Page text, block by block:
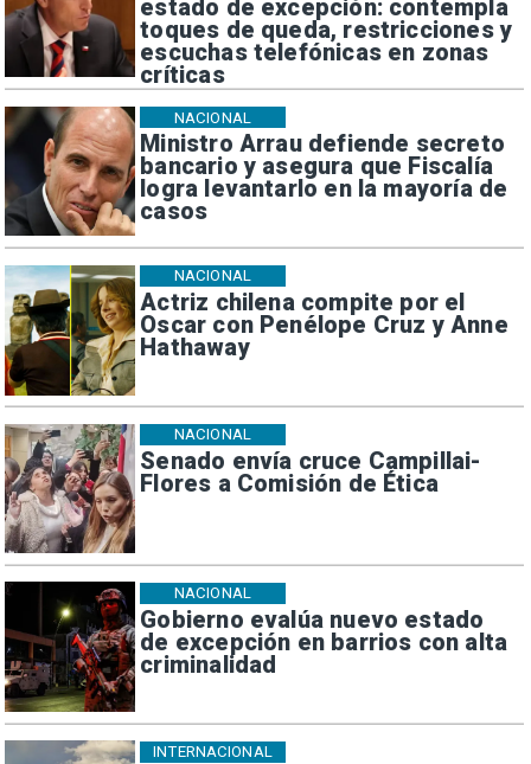
estado de excepción: contempla
toques de queda, restricciones y
escuchas telefónicas en zonas
críticas
Ministro Arrau defiende secreto
bancario y asegura que Fiscalía
logra levantarlo en la mayoría de
casos
NACIONAL
Actriz chilena compite por el
Oscar con Penélope Cruz y Anne
Hathaway
NACIONAL
Senado envía cruce Campillai-
Flores a Comisión de Ética
NACIONAL
Gobierno evalúa nuevo estado
de excepción en barrios con alta
criminalidad
NACIONAL
INTERNACIONAL